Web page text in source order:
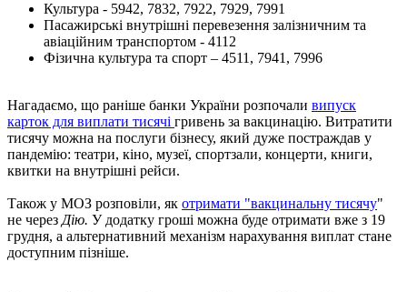
Культура - 5942, 7832, 7922, 7929, 7991
Пасажирські внутрішні перевезення залізничним та
авіаційним транспортом - 4112
Фізична культура та спорт – 4511, 7941, 7996
Нагадаємо, що раніше банки України розпочали випуск
карток для виплати тисячі гривень за вакцинацію. Витратити
тисячу можна на послуги бізнесу, який дуже постраждав у
пандемію: театри, кіно, музеї, спортзали, концерти, книги,
квитки на внутрішні рейси.
Також у МОЗ розповіли, як отримати "вакцинальну тисячу"
не через Дію. У додатку гроші можна буде отримати вже з 19
грудня, а альтернативний механізм нарахування виплат стане
доступним пізніше.